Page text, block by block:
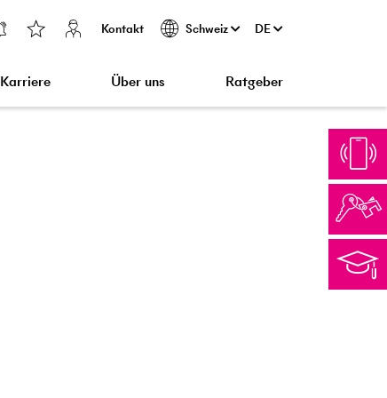
Kontakt Schweiz DE
Karriere Über uns Ratgeber